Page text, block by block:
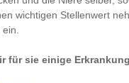
wichtigen Stellenwert
für sie einige